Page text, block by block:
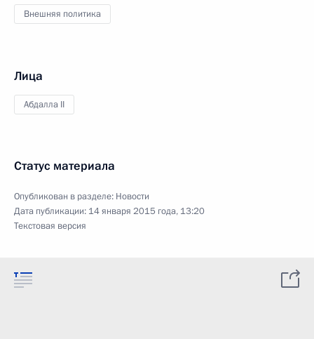
Внешняя политика
Лица
Абдалла II
Статус материала
Опубликован в разделе: Новости
Дата публикации: 14 января 2015 года, 13:20
Текстовая версия